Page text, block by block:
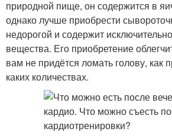
природной пище, он содержится в
однако лучше приобрести
недорогой и содержит
вещества. Его приобретение
вам не придётся ломать голову, как
каких количествах.